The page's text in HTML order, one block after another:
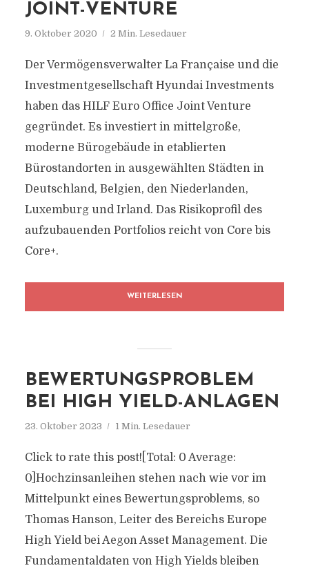
JOINT-VENTURE
9. Oktober 2020 2 Min. Lesedauer
Der Vermögensverwalter La Française und die
Investmentgesellschaft Hyundai Investments
haben das HILF Euro Office Joint Venture
gegründet. Es investiert in mittelgroße,
moderne Bürogebäude in etablierten
Bürostandorten in ausgewählten Städten in
Deutschland, Belgien, den Niederlanden,
Luxemburg und Irland. Das Risikoprofil des
aufzubauenden Portfolios reicht von Core bis
Core+.
WEITERLESEN
BEWERTUNGSPROBLEM
BEI HIGH YIELD-ANLAGEN
23. Oktober 2023 1 Min. Lesedauer
Click to rate this post![Total: 0 Average:
0]Hochzinsanleihen stehen nach wie vor im
Mittelpunkt eines Bewertungsproblems, so
Thomas Hanson, Leiter des Bereichs Europe
High Yield bei Aegon Asset Management. Die
Fundamentaldaten von High Yields bleiben